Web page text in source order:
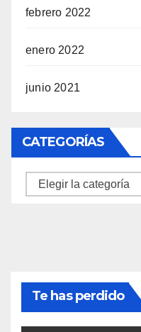
febrero 2022
enero 2022
junio 2021
CATEGORÍAS
Categorías
Te has perdido